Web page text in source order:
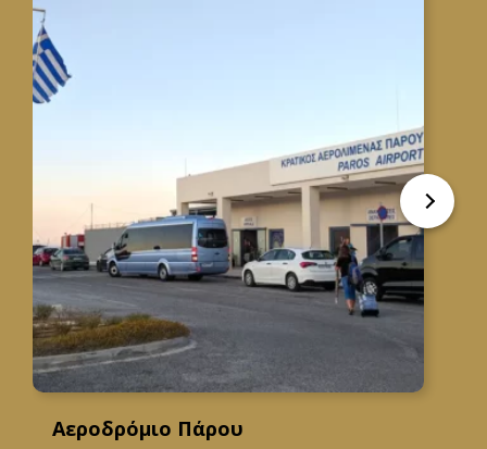
Αεροδρόμιο Πάρου